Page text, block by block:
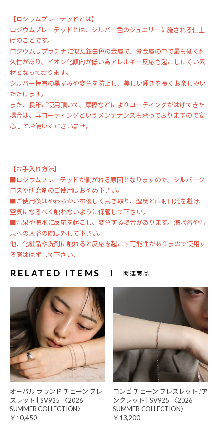
【ロジウムプレーテッドとは】
ロジウムプレーテッドとは、シルバー色のジュエリーに施される仕上
げのことです。
ロジウムはプラチナに似た銀白色の金属で、貴金属の中で最も硬く耐
久性があり、イオン化傾向が低い為アレルギー反応も起こしにくい素
材となっております。
シルバー特有の黒ずみや変色を防止し、美しい輝きを長くお楽しみい
ただけます。
また、長年ご使用頂いて、摩擦などによりコーティングがはげてきた
場合は、再コーティングというメンテナンスも承っておりますので安
心してお使いくださいませ。
【お手入れ方法】
■ロジウムプレーテッドが剥がれる原因となりますので、シルバーク
ロスや研磨剤のご使用はおやめ下さい。
■ご使用後はやわらかい布優しく拭き取り、湿度と直射日光を避け、
空気になるべく触れないように保管して下さい。
■温泉や海水に反応を起こし、変色する場合があります。海水浴や温
泉への入浴の際は外して下さい。
他、化粧品や洗剤に触れると反応を起こす可能性がありまので使用す
る際ははずして下さい。
RELATED ITEMS 関連商品
オーバル ラウンド チェーン ブレ
スレット | SV925 〈2026
SUMMER COLLECTION〉
￥10,450
コンビ チェーン ブレスレット /ア
ンクレット | SV925 〈2026
SUMMER COLLECTION〉
￥13,200